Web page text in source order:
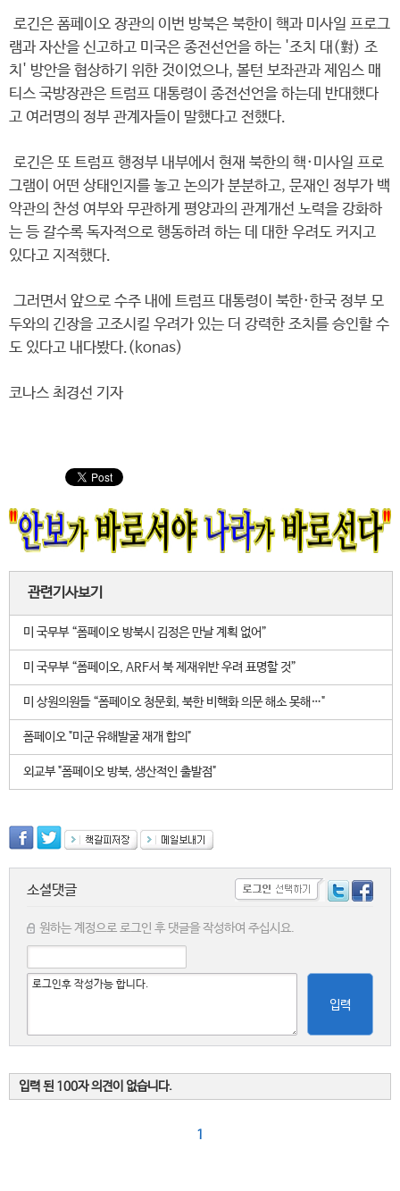
로긴은 폼페이오 장관의 이번 방북은 북한이 핵과 미사일 프로그
램과 자산을 신고하고 미국은 종전선언을 하는 '조치 대(對) 조
치' 방안을 협상하기 위한 것이었으나, 볼턴 보좌관과 제임스 매
티스 국방장관은 트럼프 대통령이 종전선언을 하는데 반대했다
고 여러명의 정부 관계자들이 말했다고 전했다.
로긴은 또 트럼프 행정부 내부에서 현재 북한의 핵·미사일 프로
그램이 어떤 상태인지를 놓고 논의가 분분하고, 문재인 정부가 백
악관의 찬성 여부와 무관하게 평양과의 관계개선 노력을 강화하
는 등 갈수록 독자적으로 행동하려 하는 데 대한 우려도 커지고
있다고 지적했다.
그러면서 앞으로 수주 내에 트럼프 대통령이 북한·한국 정부 모
두와의 긴장을 고조시킬 우려가 있는 더 강력한 조치를 승인할 수
도 있다고 내다봤다.(konas)
코나스 최경선 기자
관련기사보기
미 국무부 “폼페이오 방북시 김정은 만날 계획 없어”
미 국무부 “폼페이오, ARF서 북 제재위반 우려 표명할 것”
미 상원의원들 “폼페이오 청문회, 북한 비핵화 의문 해소 못해…"
폼페이오 "미군 유해발굴 재개 합의"
외교부 "폼페이오 방북, 생산적인 출발점"
소셜댓글
원하는 계정으로 로그인 후 댓글을 작성하여 주십시요.
입력
입력 된 100자 의견이 없습니다.
1